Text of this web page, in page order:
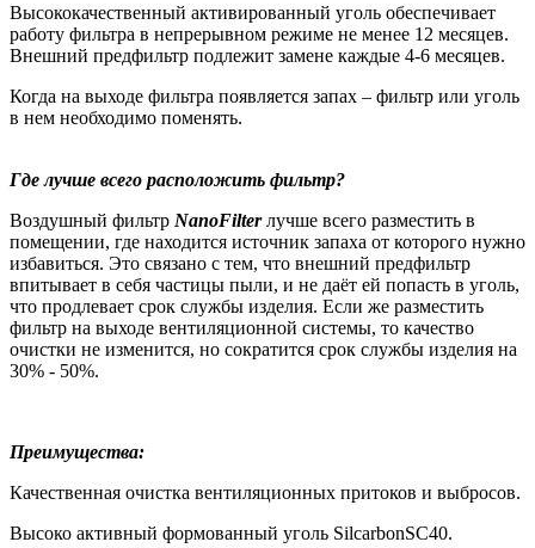
Высококачественный активированный уголь обеспечивает
работу фильтра в непрерывном режиме не менее 12 месяцев.
Внешний предфильтр подлежит замене каждые 4-6 месяцев.
Когда на выходе фильтра появляется запах – фильтр или уголь
в нем необходимо поменять.
Где лучше всего расположить фильтр?
Воздушный фильтр NanoFilterлучше всего разместить в
помещении, где находится источник запаха от которого нужно
избавиться. Это связано с тем, что внешний предфильтр
впитывает в себя частицы пыли, и не даёт ей попасть в уголь,
что продлевает срок службы изделия. Если же разместить
фильтр на выходе вентиляционной системы, то качество
очистки не изменится, но сократится срок службы изделия на
30% - 50%.
Преимущества:
Качественная очистка вентиляционных притоков и выбросов.
Высоко активный формованный уголь SilcarbonSC40.